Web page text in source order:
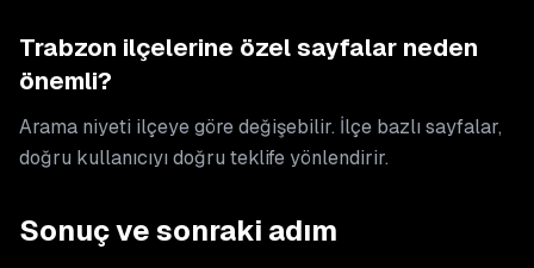
Trabzon ilçelerine özel sayfalar neden
önemli?
Arama niyeti ilçeye göre değişebilir. İlçe bazlı sayfalar,
doğru kullanıcıyı doğru teklife yönlendirir.
Sonuç ve sonraki adım